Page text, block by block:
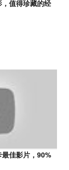
，值得珍藏的经
最佳影片，90%